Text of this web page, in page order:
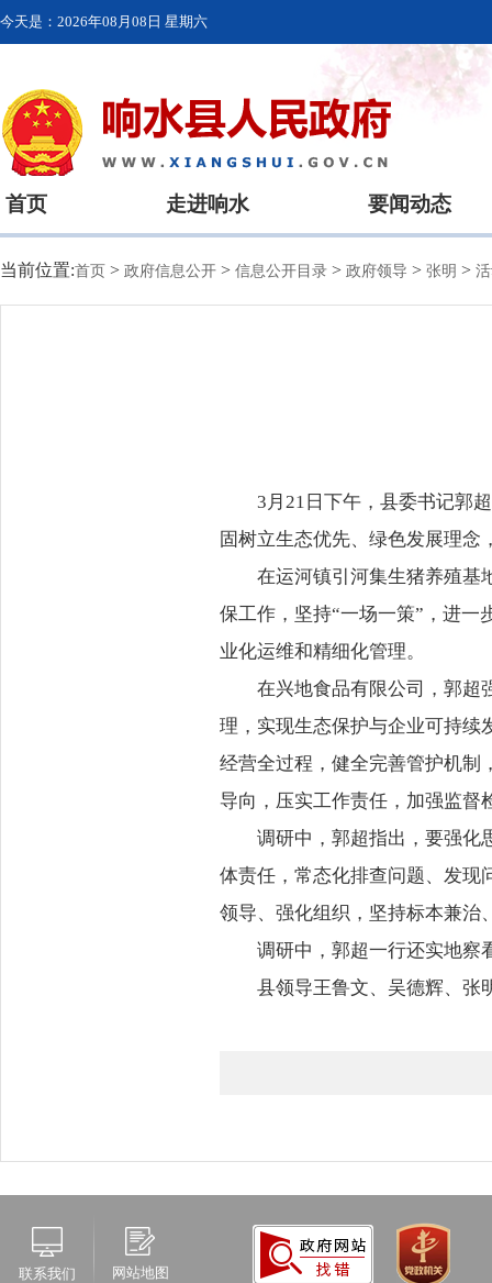
今天是： 2026年08月08日 星期六
首页 走进响水 要闻动态
当前位置:首页 > 政府信息公开 > 信息公开目录 > 政府领导 > 张明 >
3月21日下午，县委书记郭
固树立生态优先、绿色发展理
在运河镇引河集生猪养殖基
保工作，坚持“一场一策”，进一
业化运维和精细化管理。
在兴地食品有限公司，郭超
理，实现生态保护与企业可持续
经营全过程，健全完善管护机制
导向，压实工作责任，加强监督
调研中，郭超指出，要强化
体责任，常态化排查问题、发现
领导、强化组织，坚持标本兼治
调研中，郭超一行还实地察
县领导王鲁文、吴德辉、张
联系我们 网站地图